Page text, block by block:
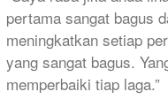
pertama sangat bagus
meningkatkan setiap
yang sangat bagus.
memperbaiki tiap laga.”